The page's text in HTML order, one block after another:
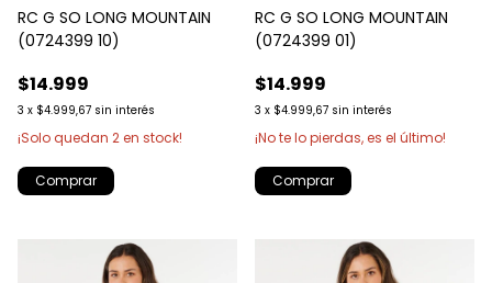
RC G SO LONG MOUNTAIN
(0724399 10)
$14.999
3 x $4.999,67 sin interés
¡Solo quedan 2en stock!
RC G SO LONG MOUNTAIN
(0724399 01)
$14.999
3 x $4.999,67 sin interés
¡No te lo pierdas, es el último!